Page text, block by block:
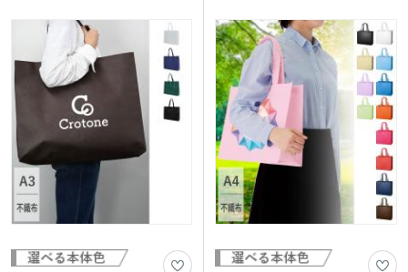
ョイスも可能です。名入れはフルカラー
での印刷も可能なので、ファンクラブの
オリジナルグッズや同人グッズの作成に
もおすすめ。お手頃価格なのも嬉しいポ
イントですね。
ンプルかつ定番サイズなので幅広い用途
に適用します。